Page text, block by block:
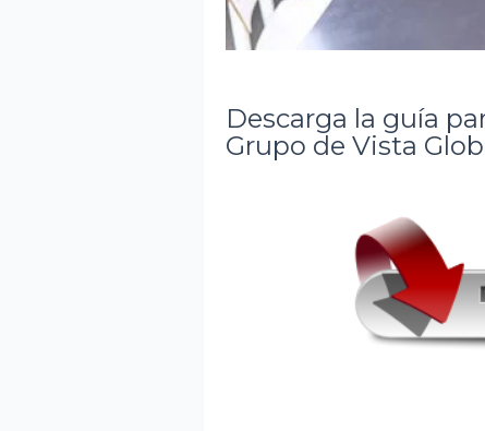
Descarga la guía
Grupo de Vista